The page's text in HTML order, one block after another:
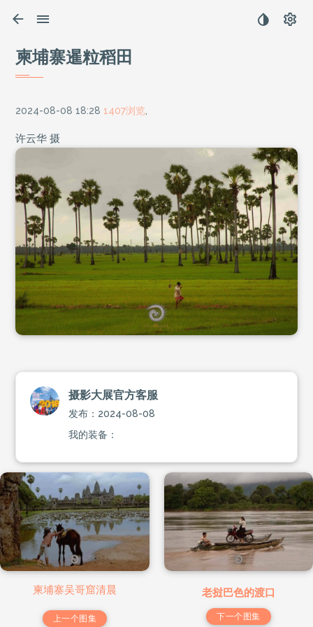
柬埔寨暹粒稻田
2024-08-08 18:28 1407浏览
许云华 摄
摄影大展官方客服
发布：2024-08-08
我的装备：
柬埔寨吴哥窟清晨
上一个图集
老挝巴色的渡口
下一个图集